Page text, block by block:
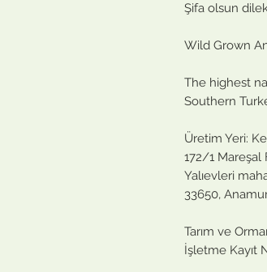
Şifa olsun
Wild Grown
The highest
Southern
Üretim Yeri:
172/1 Mareşal
Yalıevleri
33650,
Tarım ve
İşletme Kayıt